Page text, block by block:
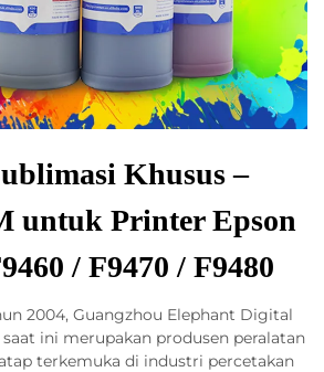
Khusus –
untuk Printer Epson
/ F9470 / F9480
2004, Guangzhou Elephant Digital
ini merupakan produsen peralatan
terkemuka di industri percetakan